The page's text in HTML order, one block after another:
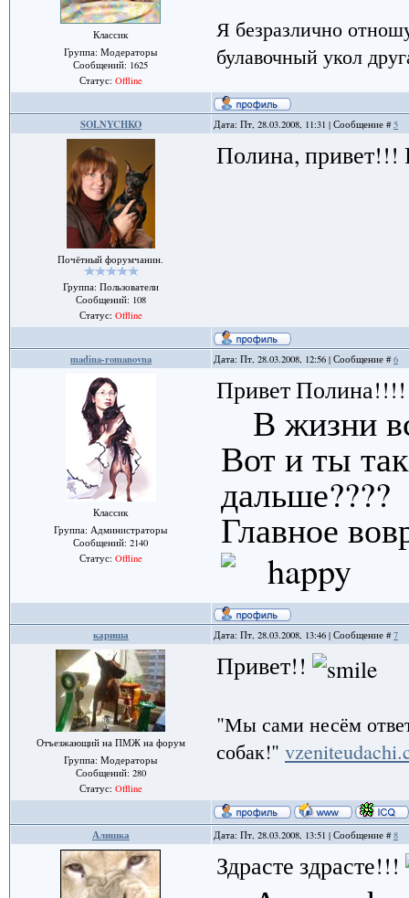
Классик
Группа: Модераторы
Сообщений: 1625
Статус: Offline
Я безразлично
булавочный укол
SOLNYCHKO Дата: Пт, 28.03.2008, 11:31 | Сообщение #5
Почётный форумчанин.
Группа: Пользователи
Сообщений: 108
Статус: Offline
Полина, привет!!!
madina-romanovna Дата: Пт, 28.03.2008, 12:56 | Сообщение #6
Классик
Группа: Администраторы
Сообщений:2140
Статус: Offline
Привет Полина!!!!
В жизни
Вот и ты
дальше????
Главное
кариша Дата: Пт, 28.03.2008, 13:46 | Сообщение #7
Отъезжающий на ПМЖ на форум
Группа: Модераторы
Сообщений: 280
Статус: Offline
Привет!!
"Мы сами несём
собак!"
Алишка Дата: Пт, 28.03.2008, 13:51 | Сообщение #8
Здрасте здрасте!!!